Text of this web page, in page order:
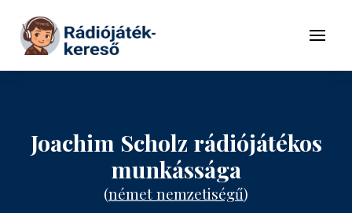
Tovább a tartalomhoz
Menü
Joachim Scholz rádiójátékos
munkássága
(német nemzetiségű)